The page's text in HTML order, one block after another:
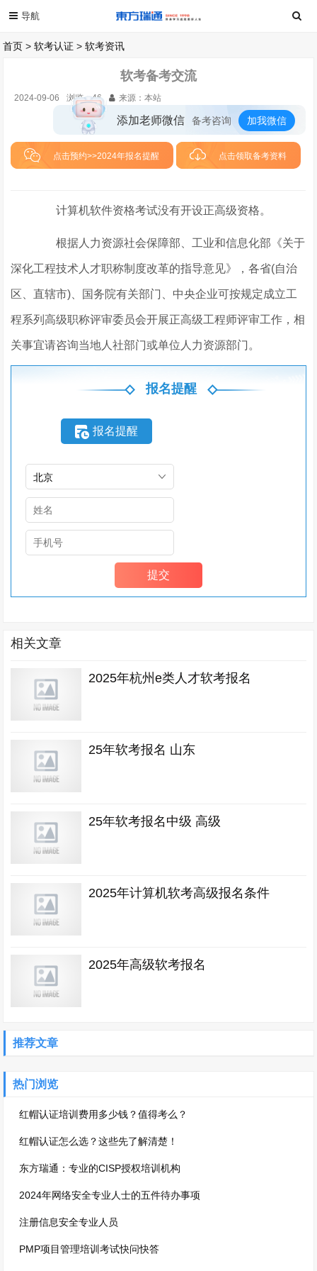
首页 >软考认证 >软考资讯
软考备考交流
2024-09-06 浏览：46 来源：本站
添加老师微信 备考咨询 加我微信
点击预约>>2024年报名提醒 点击领取备考资料
计算机软件资格考试没有开设正高级资格。
根据人力资源社会保障部、工业和信息化部《关于
深化工程技术人才职称制度改革的指导意见》，各省(自治
区、直辖市)、国务院有关部门、中央企业可按规定成立工
程系列高级职称评审委员会开展正高级工程师评审工作，相
关事宜请咨询当地人社部门或单位人力资源部门。
报名提醒
报名提醒
相关文章
2025年杭州e类人才软考报名
25年软考报名 山东
25年软考报名中级 高级
2025年计算机软考高级报名条件
2025年高级软考报名
推荐文章
热门浏览
红帽认证培训费用多少钱？值得考么？
红帽认证怎么选？这些先了解清楚！
东方瑞通：专业的CISP授权培训机构
2024年网络安全专业人士的五件待办事项
注册信息安全专业人员
PMP项目管理培训考试快问快答